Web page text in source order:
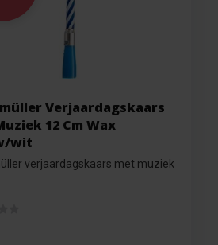
Verjaardagskaars
12 Cm Wax
wit
verjaardagskaars met muziek